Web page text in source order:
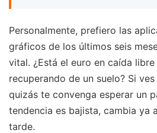
Personalmente, prefiero las
gráficos de los últimos seis
vital. ¿Está el euro en caída
recuperando de un suelo? Si
quizás te convenga esperar un
tendencia es bajista, cambia ya
tarde.